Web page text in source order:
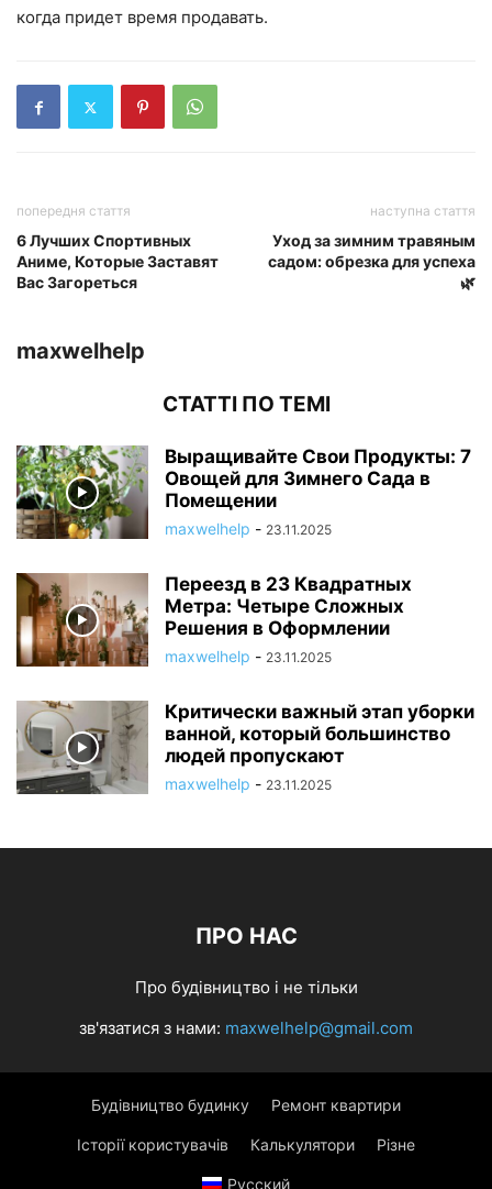
когда придет время продавать.
попередня стаття
6 Лучших Спортивных
Аниме, Которые Заставят
Вас Загореться
наступна стаття
Уход за зимним травяным
садом: обрезка для успеха
🌿
maxwelhelp
СТАТТІ ПО ТЕМІ
Выращивайте Свои Продукты: 7
Овощей для Зимнего Сада в
Помещении
maxwelhelp - 23.11.2025
Переезд в 23 Квадратных
Метра: Четыре Сложных
Решения в Оформлении
maxwelhelp - 23.11.2025
Критически важный этап уборки
ванной, который большинство
людей пропускают
maxwelhelp - 23.11.2025
ПРО НАС
Про будівництво і не тільки
зв'язатися з нами: maxwelhelp@gmail.com
Будівництво будинку Ремонт квартири
Історії користувачів Калькулятори Різне
Русский